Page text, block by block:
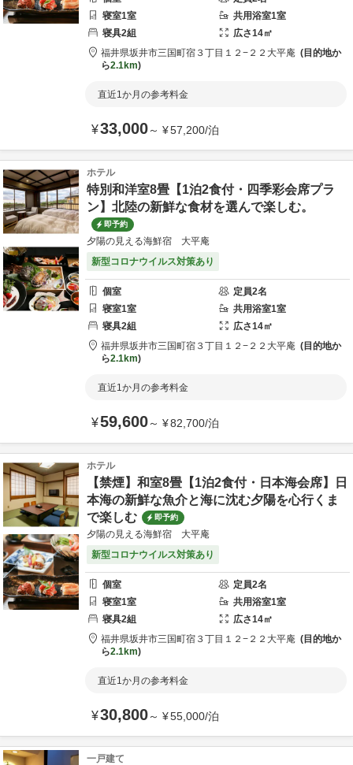
寝室1室 共用浴室1室
寝具2組 広さ14㎡
福井県坂井市三国町宿３丁目１２−２２ 大平庵
目的地か
ら2.1km
直近1か月の参考料金
¥33,000～ ¥57,200/泊
ホテル
特別和洋室8畳【1泊2食付・四季彩会席プラ
ン】北陸の新鮮な食材を選んで楽しむ。
即予約
夕陽の見える海鮮宿 大平庵
新型コロナウイルス対策あり
個室 定員2名
寝室1室 共用浴室1室
寝具2組 広さ14㎡
福井県坂井市三国町宿３丁目１２−２２ 大平庵
目的地か
ら2.1km
直近1か月の参考料金
¥59,600～ ¥82,700/泊
ホテル
【禁煙】和室8畳【1泊2食付・日本海会席】日
本海の新鮮な魚介と海に沈む夕陽を心行くま
で楽しむ
即予約
夕陽の見える海鮮宿 大平庵
新型コロナウイルス対策あり
個室 定員2名
寝室1室 共用浴室1室
寝具2組 広さ14㎡
福井県坂井市三国町宿３丁目１２−２２ 大平庵
目的地か
ら2.1km
直近1か月の参考料金
¥30,800～ ¥55,000/泊
一戸建て